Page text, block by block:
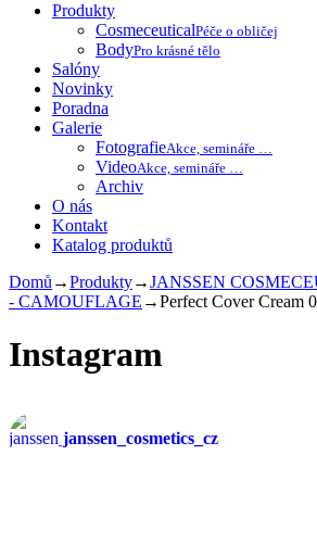
Produkty
CosmeceuticalPéče o obličej
BodyPro krásné tělo
Salóny
Novinky
Poradna
Galerie
FotografieAkce, semináře …
VideoAkce, semináře …
Archiv
O nás
Kontakt
Katalog produktů
Domů →Produkty→JANSSEN
- CAMOUFLAGE →Perfect Cover Cream
Instagram
janssen_cosmetics_cz